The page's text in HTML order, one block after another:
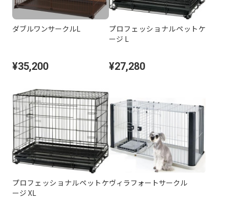
ダブルワンサークルL
¥35,200
プロフェッショナルペットケ
ージ L
¥27,280
プロフェッショナルペットケ
ージ XL
ヴィラフォートサークル